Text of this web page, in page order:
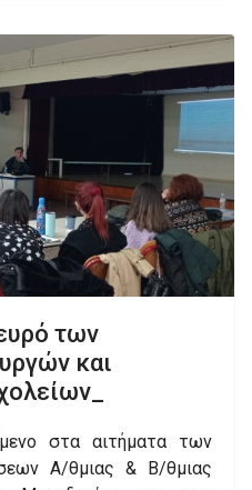
των
και
στα αιτήματα των
Α/θμιας & Β/θμιας